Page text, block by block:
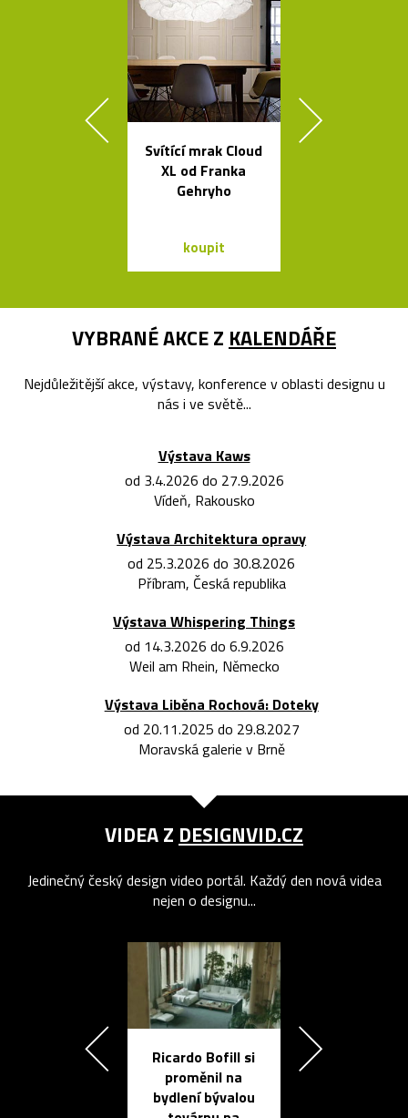
Svítící mrak Cloud
XL od Franka
Gehryho
koupit
VYBRANÉ AKCE Z KALENDÁŘE
Nejdůležitější akce, výstavy, konference v oblasti designu u
nás i ve světě...
Výstava Kaws
od 3.4.2026 do 27.9.2026
Vídeň, Rakousko
Výstava Architektura opravy
od 25.3.2026 do 30.8.2026
Příbram, Česká republika
Výstava Whispering Things
od 14.3.2026 do 6.9.2026
Weil am Rhein, Německo
Výstava Liběna Rochová: Doteky
od 20.11.2025 do 29.8.2027
Moravská galerie v Brně
VIDEA Z DESIGNVID.CZ
Jedinečný český design video portál. Každý den nová videa
nejen o designu...
Ricardo Bofill si
proměnil na
bydlení bývalou